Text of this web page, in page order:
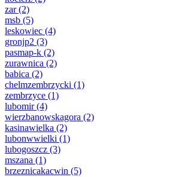
zar(2)
msb (5)
leskowiec (4)
gronjp2 (3)
pasmap-k (2)
zurawnica (2)
babica (2)
chelmzembrzycki (1)
zembrzyce (1)
lubomir(4)
wierzbanowskagora (2)
kasinawielka (2)
lubonwwielki (1)
lubogoszcz (3)
mszana (1)
brzeznicakacwin (5)